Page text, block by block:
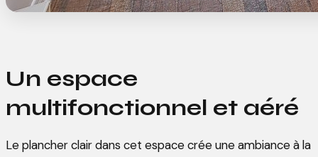
Un espace
multifonctionnel et aéré
Le plancher clair dans cet espace crée une ambiance à la